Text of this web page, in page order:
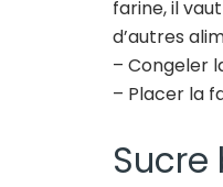
farine, il
d’autres
– Congeler
– Placer la
Sucre